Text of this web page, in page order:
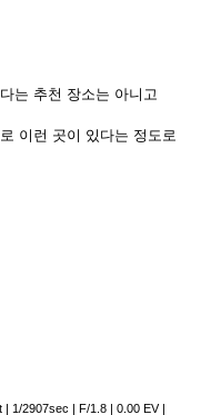
는 추천 장소는 아니고
이런 곳이 있다는 정도로
| 1/2907sec | F/1.8 | 0.00 EV|